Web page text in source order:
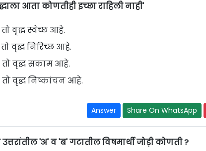
आता कोणतीही इच्छा राहिली नाही'
तो वृद्ध स्वेच्छ आहे.
तो वृद्ध निरिच्छ आहे.
तो वृद्ध सकाम आहे.
तो वृद्ध निष्कांचन आहे.
Answer Share On WhatsApp
उत्तरांतील 'अ' व 'ब' गटातील विषमार्थी जोड़ी कोणती ?